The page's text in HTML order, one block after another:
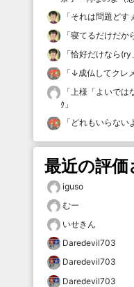
「それは問題どすぇ
「寝てるだけだか
「恰好だけなら(ry
「 ↓成仏してクレ
「上様「よいで
ｸ 」
「 どれもいらない
最近の評
iguso
むー
いせきん
Daredevil703
Daredevil703
Daredevil703